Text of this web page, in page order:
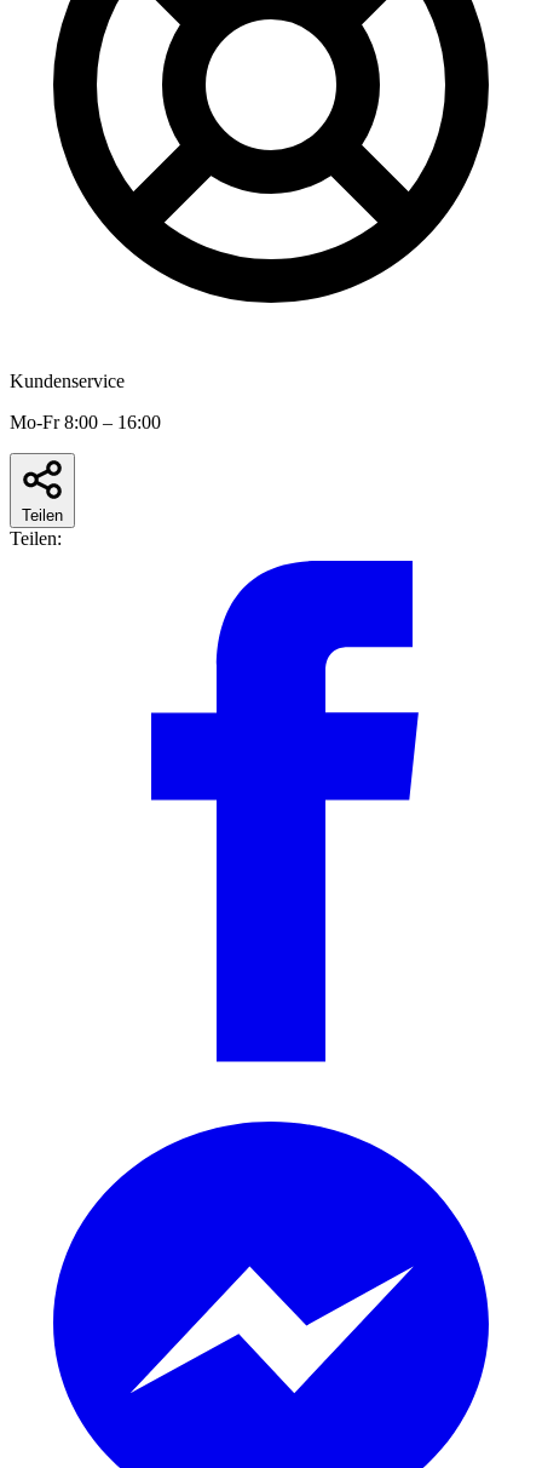
Kundenservice
Mo-Fr 8:00 – 16:00
Teilen
Teilen: